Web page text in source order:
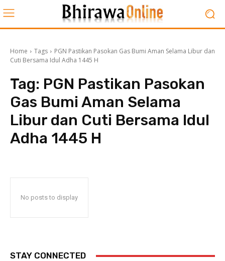
Home Tags
PGN Pastikan Pasokan Gas Bumi Aman Selama Libur dan
Cuti Bersama Idul Adha 1445 H
Tag: PGN Pastikan Pasokan
Gas Bumi Aman Selama
Libur dan Cuti Bersama Idul
Adha 1445 H
No posts to display
STAY CONNECTED